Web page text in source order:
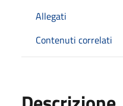
Allegati
Contenuti correlati